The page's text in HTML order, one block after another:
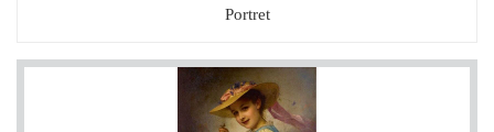
Portret